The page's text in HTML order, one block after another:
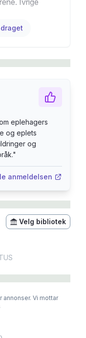
Ivrige
knollen, og
og fyll fulgte
og
næringsliv, om
et nasjonalt
har bidratt til å
Gram forteller
norgeshistorie.
eplehagers
og eplets
og
"
anmeldelsen
Velg bibliotek
Vi mottar